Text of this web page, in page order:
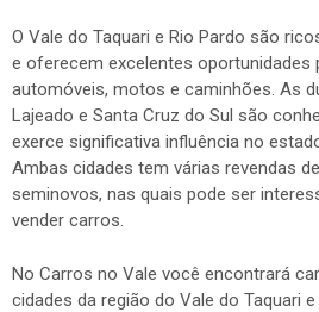
O Vale do Taquari e Rio Pardo são
e oferecem excelentes oportunidades
automóveis, motos e caminhões. As
Lajeado e Santa Cruz do Sul são
exerce significativa influência no
Ambas cidades tem várias revendas
seminovos, nas quais pode ser
vender carros.
No Carros no Vale você encontrará
cidades da região do Vale do Taquari